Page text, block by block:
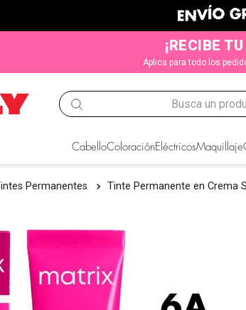
¡RECIBE
Aplica para todo los
Busca
CabelloColoraciónEléctricosMaquillaje
Tintes Permanentes Tinte Permanente en Crema
TÉRMINOS MÁS BUSCADOS
2. igora
6. manic panic